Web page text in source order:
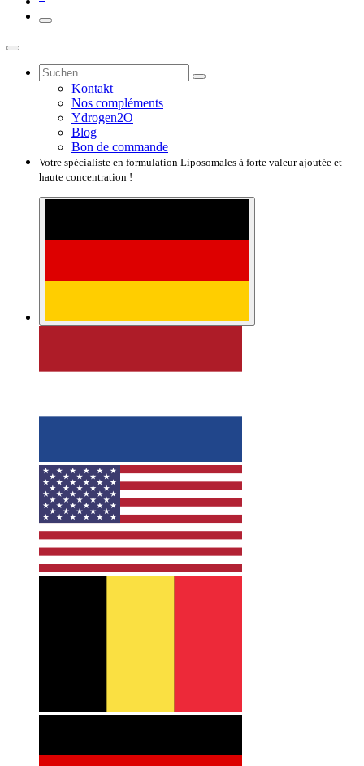
Kontakt
Nos compléments
Ydrogen2O
Blog
Bon de commande
Votre spécialiste en formulation Liposomales à forte valeur ajoutée et
haute concentration !